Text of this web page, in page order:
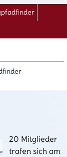
20 Mitglieder
trafen sich am